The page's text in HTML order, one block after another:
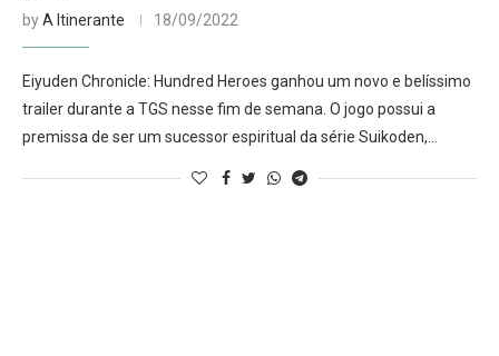
byA Itinerante 18/09/2022
Eiyuden Chronicle: Hundred Heroes ganhou um novo e belíssimo
trailer durante a TGS nesse fim de semana. O jogo possui a
premissa de ser um sucessor espiritual da série Suikoden,…